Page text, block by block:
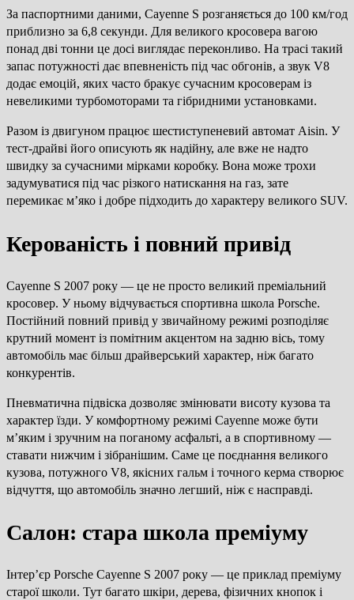
За паспортними даними, Cayenne S розганяється до 100 км/год
приблизно за 6,8 секунди. Для великого кросовера вагою
понад дві тонни це досі виглядає переконливо. На трасі такий
запас потужності дає впевненість під час обгонів, а звук V8
додає емоцій, яких часто бракує сучасним кросоверам із
невеликими турбомоторами та гібридними установками.
Разом із двигуном працює шестиступеневий автомат Aisin. У
тест-драйві його описують як надійну, але вже не надто
швидку за сучасними мірками коробку. Вона може трохи
задумуватися під час різкого натискання на газ, зате
перемикає м’яко і добре підходить до характеру великого SUV.
Керованість і повний привід
Cayenne S 2007 року — це не просто великий преміальний
кросовер. У ньому відчувається спортивна школа Porsche.
Постійний повний привід у звичайному режимі розподіляє
крутний момент із помітним акцентом на задню вісь, тому
автомобіль має більш драйверський характер, ніж багато
конкурентів.
Пневматична підвіска дозволяє змінювати висоту кузова та
характер їзди. У комфортному режимі Cayenne може бути
м’яким і зручним на поганому асфальті, а в спортивному —
ставати нижчим і зібранішим. Саме це поєднання великого
кузова, потужного V8, якісних гальм і точного керма створює
відчуття, що автомобіль значно легший, ніж є насправді.
Салон: стара школа преміуму
Інтер’єр Porsche Cayenne S 2007 року — це приклад преміуму
старої школи. Тут багато шкіри, дерева, фізичних кнопок і